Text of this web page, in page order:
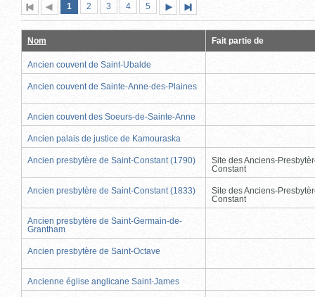
Première
page
Page
précédente
Page
1 (page
actuelle)
Page
2 Page
3 Page
4 Page
5
suivante
page
Nom Fait partie de
Ancien couvent de Saint-Ubalde
Ancien couvent de Sainte-Anne-des-Plaines
Ancien couvent des Soeurs-de-Sainte-Anne
Ancien palais de justice de Kamouraska
Ancien presbytère de Saint-Constant (1790)
Site des Anciens-
Constant
Ancien presbytère de Saint-Constant (1833)
Site des Anciens-
Constant
Ancien presbytère de Saint-Germain-de-
Grantham
Ancien presbytère de Saint-Octave
Ancienne église anglicane Saint-James